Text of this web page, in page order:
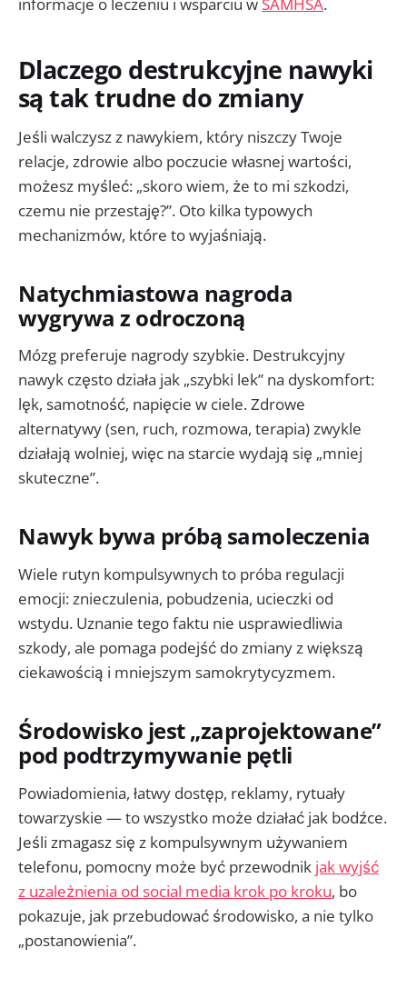
Dlaczego destrukcyjne nawyki
są tak trudne do zmiany
Jeśli walczysz z nawykiem, który niszczy Twoje
relacje, zdrowie albo poczucie własnej wartości,
możesz myśleć: „skoro wiem, że to mi szkodzi,
czemu nie przestaję?”. Oto kilka typowych
mechanizmów, które to wyjaśniają.
Natychmiastowa nagroda
wygrywa z odroczoną
Mózg preferuje nagrody szybkie. Destrukcyjny
nawyk często działa jak „szybki lek” na dyskomfort:
lęk, samotność, napięcie w ciele. Zdrowe
alternatywy (sen, ruch, rozmowa, terapia) zwykle
działają wolniej, więc na starcie wydają się „mniej
skuteczne”.
Nawyk bywa próbą samoleczenia
Wiele rutyn kompulsywnych to próba regulacji
emocji: znieczulenia, pobudzenia, ucieczki od
wstydu. Uznanie tego faktu nie usprawiedliwia
szkody, ale pomaga podejść do zmiany z większą
ciekawością i mniejszym samokrytycyzmem.
Środowisko jest „zaprojektowane”
pod podtrzymywanie pętli
Powiadomienia, łatwy dostęp, reklamy, rytuały
towarzyskie — to wszystko może działać jak bodźce.
Jeśli zmagasz się z kompulsywnym używaniem
telefonu, pomocny może być przewodnik jak wyjść
z uzależnienia od social media krok po kroku, bo
pokazuje, jak przebudować środowisko, a nie tylko
„postanowienia”.